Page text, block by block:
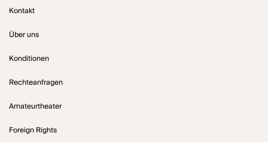
Kontakt
Über uns
Konditionen
Rechteanfragen
Amateurtheater
Foreign Rights